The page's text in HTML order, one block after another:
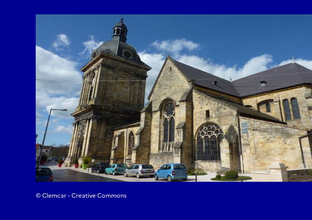
© Clemcar - Creative Commons